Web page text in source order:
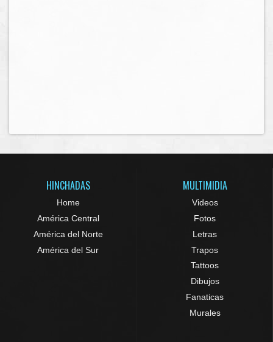
HINCHADAS
Home
América Central
América del Norte
América del Sur
MULTIMIDIA
Videos
Fotos
Letras
Trapos
Tattoos
Dibujos
Fanaticas
Murales